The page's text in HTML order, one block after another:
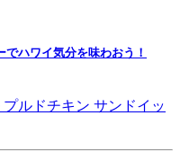
ハワイ気分を味わおう！
ルドチキン サンドイッ